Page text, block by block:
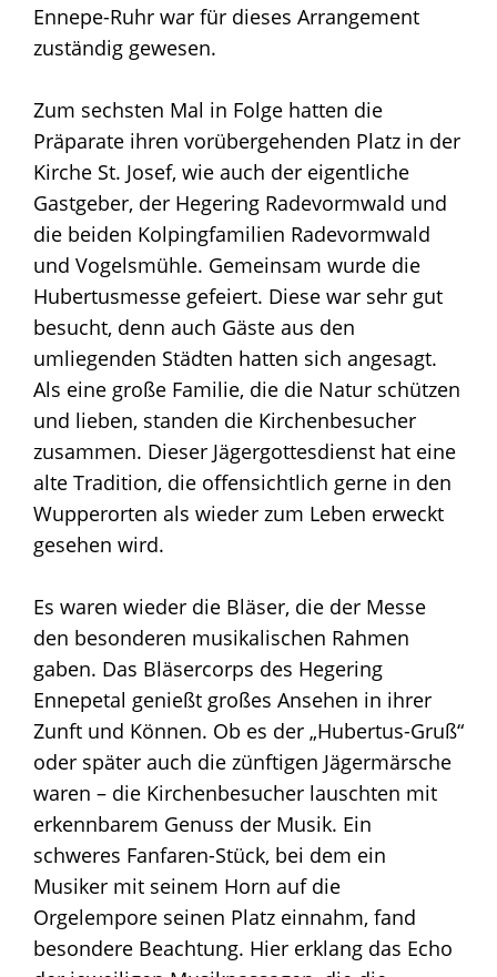
Ennepe-Ruhr war für dieses Arrangement
zuständig gewesen.
Zum sechsten Mal in Folge hatten die
Präparate ihren vorübergehenden Platz in der
Kirche St. Josef, wie auch der eigentliche
Gastgeber, der Hegering Radevormwald und
die beiden Kolpingfamilien Radevormwald
und Vogelsmühle. Gemeinsam wurde die
Hubertusmesse gefeiert. Diese war sehr gut
besucht, denn auch Gäste aus den
umliegenden Städten hatten sich angesagt.
Als eine große Familie, die die Natur schützen
und lieben, standen die Kirchenbesucher
zusammen. Dieser Jägergottesdienst hat eine
alte Tradition, die offensichtlich gerne in den
Wupperorten als wieder zum Leben erweckt
gesehen wird.
Es waren wieder die Bläser, die der Messe
den besonderen musikalischen Rahmen
gaben. Das Bläsercorps des Hegering
Ennepetal genießt großes Ansehen in ihrer
Zunft und Können. Ob es der „Hubertus-Gruß“
oder später auch die zünftigen Jägermärsche
waren – die Kirchenbesucher lauschten mit
erkennbarem Genuss der Musik. Ein
schweres Fanfaren-Stück, bei dem ein
Musiker mit seinem Horn auf die
Orgelempore seinen Platz einnahm, fand
besondere Beachtung. Hier erklang das Echo